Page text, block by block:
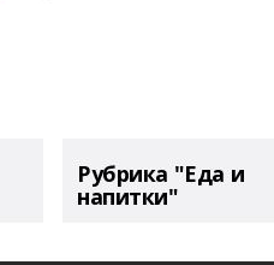
Рубрика "Еда и
напитки"